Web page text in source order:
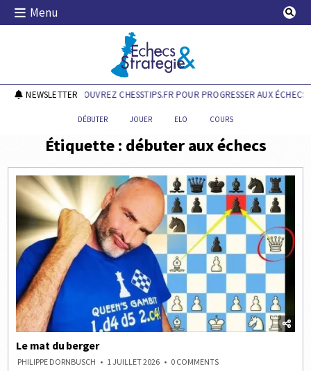
Skip
Menu
Echecs & Stratégie
NEWSLETTERDÉCOUVREZ CHESSTIPS.FR POUR PROGRESSER AUX ÉCHECS !
DÉBUTER JOUER ELO COURS
Étiquette : débuter aux échecs
Le mat du berger
PHILIPPE DORNBUSCH 1 JUILLET 2026 0 COMMENTSON